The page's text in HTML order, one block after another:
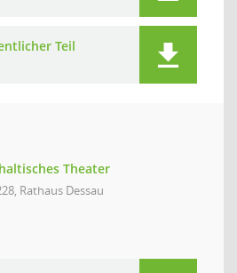
Teil
Theater
Rathaus Dessau